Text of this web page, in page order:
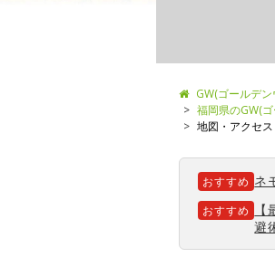
GW(ゴールデ
福岡県のGW(
地図・アクセス
おすすめ ネ
おすすめ
避